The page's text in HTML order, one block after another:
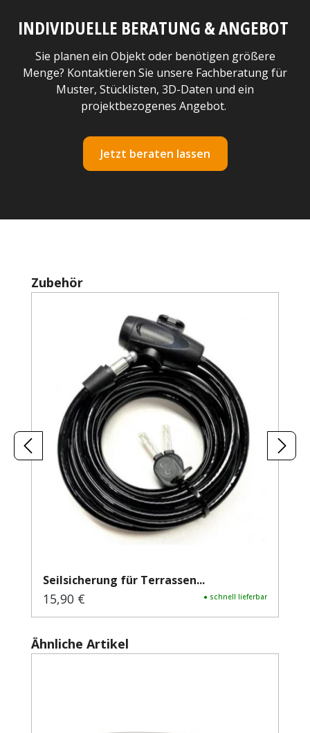
INDIVIDUELLE BERATUNG & ANGEBOT
Sie planen ein Objekt oder benötigen größere
Menge? Kontaktieren Sie unsere Fachberatung für
Muster, Stücklisten, 3D-Daten und ein
projektbezogenes Angebot.
Jetzt beraten lassen
Produktgalerie überspringen
Zubehör
Seilsicherung für Terrassen...
Regulärer Preis:
15,90 € ● schnell lieferbar
Produktgalerie überspringen
Ähnliche Artikel